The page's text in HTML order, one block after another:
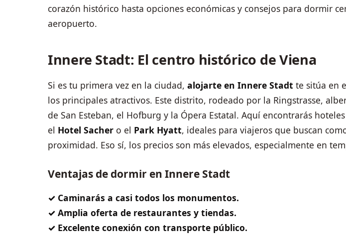
corazón histórico hasta opciones económicas y consejos para dormir
aeropuerto.
Innere Stadt: El centro histórico de Viena
Si es tu primera vez en la ciudad, alojarte en Innere Stadt te sitúa en
los principales atractivos. Este distrito, rodeado por la Ringstrasse,
de San Esteban, el Hofburg y la Ópera Estatal. Aquí encontrarás
el Hotel Sacher o el Park Hyatt, ideales para viajeros que buscan
proximidad. Eso sí, los precios son más elevados, especialmente en
Ventajas de dormir en Innere Stadt
✓ Caminarás a casi todos los monumentos.
✓ Amplia oferta de restaurantes y tiendas.
✓ Excelente conexión con transporte público.